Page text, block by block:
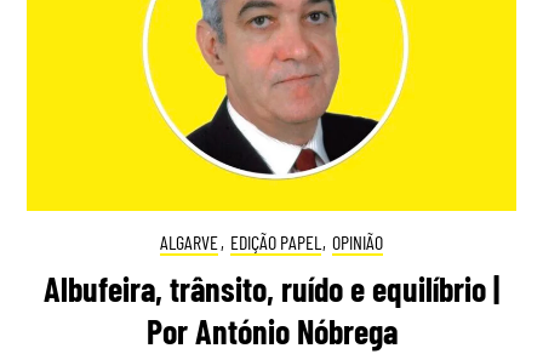
ALGARVE, EDIÇÃO PAPEL , OPINIÃO
Albufeira, trânsito, ruído e equilíbrio |
Por António Nóbrega